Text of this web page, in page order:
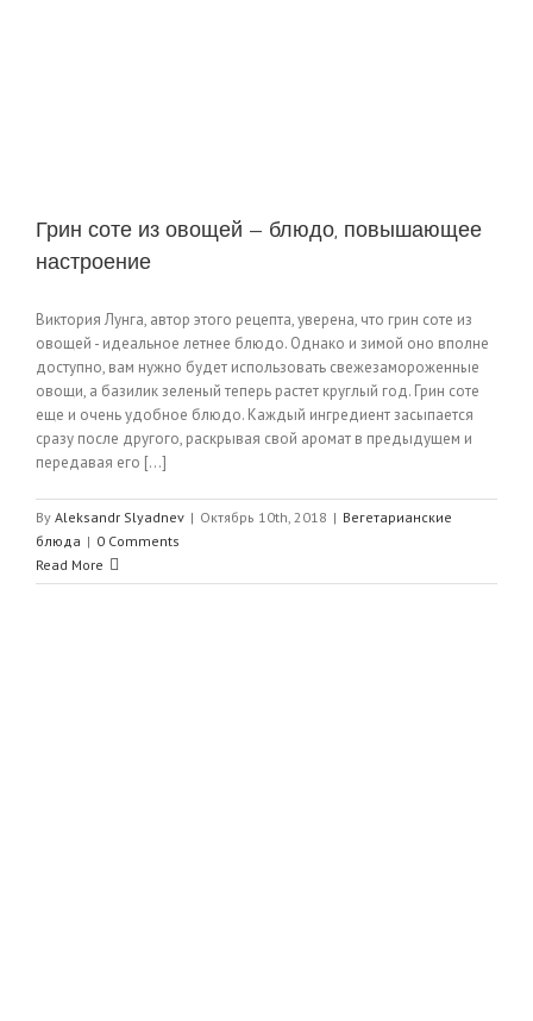
Грин соте из овощей — блюдо, повышающее
настроение
Виктория Лунга, автор этого рецепта, уверена, что грин соте из
овощей - идеальное летнее блюдо. Однако и зимой оно вполне
доступно, вам нужно будет использовать свежезамороженные
овощи, а базилик зеленый теперь растет круглый год. Грин соте
еще и очень удобное блюдо. Каждый ингредиент засыпается
сразу после другого, раскрывая свой аромат в предыдущем и
передавая его [...]
By Aleksandr Slyadnev | Октябрь 10th, 2018 | Вегетарианские
блюда | 0 Comments
Read More